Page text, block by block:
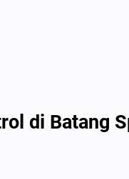
di Batang